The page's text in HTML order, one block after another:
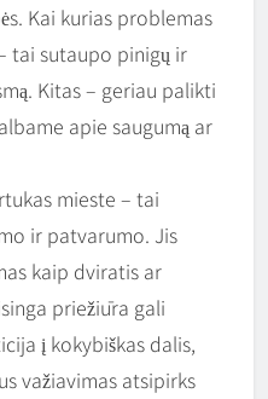
Kai kurias problemas
tai sutaupo pinigų ir
Kitas – geriau palikti
apie saugumą ar
mieste – tai
ir patvarumo. Jis
kaip dviratis ar
priežiūra gali
į kokybiškas dalis,
važiavimas atsipirks